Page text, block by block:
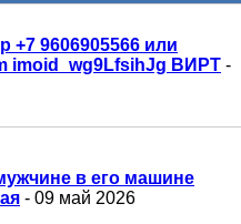
+7 9606905566 или
imoid_wg9LfsihJg ВИРТ -
в его машине
- 09 май 2026